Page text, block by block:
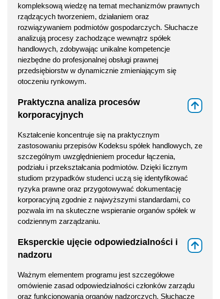
kompleksową wiedzę na temat mechanizmów prawnych
rządzących tworzeniem, działaniem oraz
rozwiązywaniem podmiotów gospodarczych. Słuchacze
analizują procesy zachodzące wewnątrz spółek
handlowych, zdobywając unikalne kompetencje
niezbędne do profesjonalnej obsługi prawnej
przedsiębiorstw w dynamicznie zmieniającym się
otoczeniu rynkowym.
Praktyczna analiza procesów
korporacyjnych
Kształcenie koncentruje się na praktycznym
zastosowaniu przepisów Kodeksu spółek handlowych, ze
szczególnym uwzględnieniem procedur łączenia,
podziału i przekształcania podmiotów. Dzięki licznym
studiom przypadków studenci uczą się identyfikować
ryzyka prawne oraz przygotowywać dokumentację
korporacyjną zgodnie z najwyższymi standardami, co
pozwala im na skuteczne wspieranie organów spółek w
codziennym zarządzaniu.
Eksperckie ujęcie odpowiedzialności i
nadzoru
Ważnym elementem programu jest szczegółowe
omówienie zasad odpowiedzialności członków zarządu
oraz funkcjonowania organów nadzorczych. Słuchacze